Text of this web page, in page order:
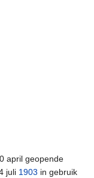
april geopende
juli 1903 in gebruik